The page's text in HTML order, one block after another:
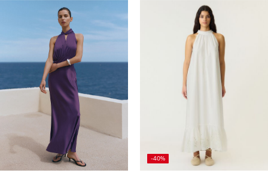
-40%